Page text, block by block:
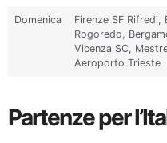
Domenica
Firenze SF Rifredi,
Rogoredo,
Vicenza SC,
Aeroporto Trieste
Partenze per